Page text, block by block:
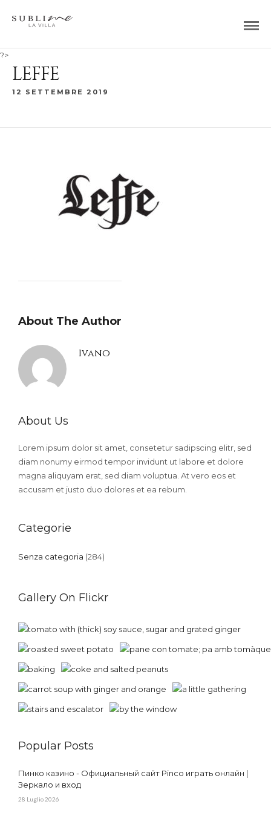
?>
LEFFE
12 SETTEMBRE 2019
About The Author
Ivano
About Us
Lorem ipsum dolor sit amet, consetetur sadipscing elitr, sed
diam nonumy eirmod tempor invidunt ut labore et dolore
magna aliquyam erat, sed diam voluptua. At vero eos et
accusam et justo duo dolores et ea rebum.
Categorie
Senza categoria (284)
Gallery On Flickr
Popular Posts
Пинко казино - Официальный сайт Pinco играть онлайн |
Зеркало и вход
28 Luglio 2026